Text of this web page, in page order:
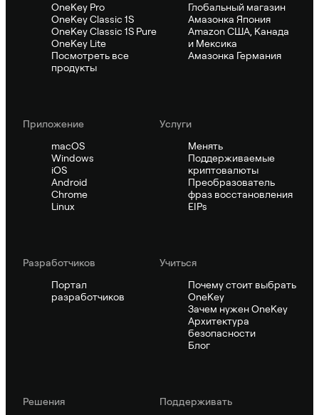
OneKey Pro
OneKey Classic 1S
OneKey Classic 1S Pure
OneKey Lite
Посмотреть все
продукты
Глобальный магазин
Амазонка Япония
Amazon США, Канада
и Мексика
Амазонка Германия
Приложение
macOS
Windows
iOS
Android
Chrome
Linux
Услуги
Менять
Поддерживаемые
криптовалюты
Преобразователь
фраз восстановления
EIPs
Pазработчиков
Портал
разработчиков
Учиться
Почему стоит выбрать
OneKey
Зачем нужен OneKey
Архитектура
безопасности
Блог
Решения Поддерживать